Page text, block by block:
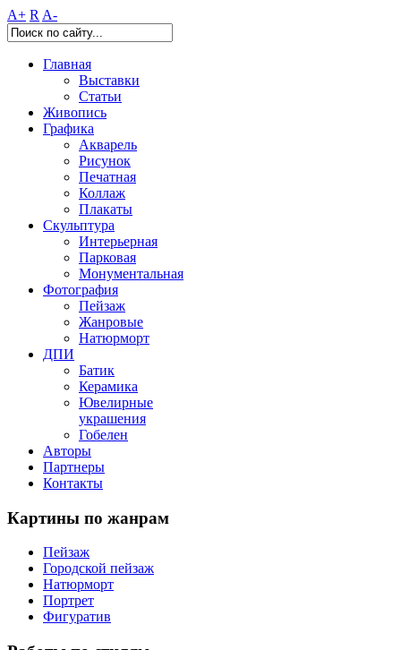
A+ R A-
Главная
Выставки
Статьи
Живопись
Графика
Акварель
Рисунок
Печатная
Коллаж
Плакаты
Скульптура
Интерьерная
Парковая
Монументальная
Фотография
Пейзаж
Жанровые
Натюрморт
ДПИ
Батик
Керамика
Ювелирные
украшения
Гобелен
Авторы
Партнеры
Контакты
Картины по жанрам
Пейзаж
Городской пейзаж
Натюрморт
Портрет
Фигуратив